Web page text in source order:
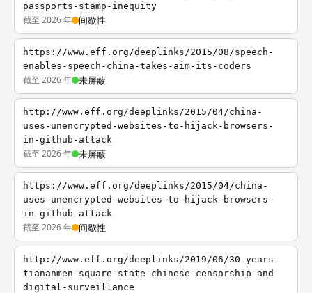
passports-stamp-inequity
截至 2026 年 间歇性
https://www.eff.org/deeplinks/2015/08/speech-
enables-speech-china-takes-aim-its-coders
截至 2026 年 未屏蔽
http://www.eff.org/deeplinks/2015/04/china-
uses-unencrypted-websites-to-hijack-browsers-
in-github-attack
截至 2026 年 未屏蔽
https://www.eff.org/deeplinks/2015/04/china-
uses-unencrypted-websites-to-hijack-browsers-
in-github-attack
截至 2026 年 间歇性
http://www.eff.org/deeplinks/2019/06/30-years-
tiananmen-square-state-chinese-censorship-and-
digital-surveillance